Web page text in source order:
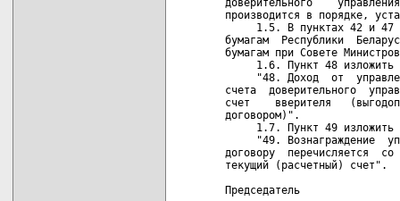
производится в порядке,
1.5. В пунктах 42 и 47
бумагам  Республики
бумагам при Совете
1.6. Пункт 48 изложить
"48. Доход  от
счета  доверительного
счет    вверителя
договором)".
1.7. Пункт 49 изложить
"49. Вознаграждение
договору  перечисляется  со
текущий (расчетный) счет".
Председатель